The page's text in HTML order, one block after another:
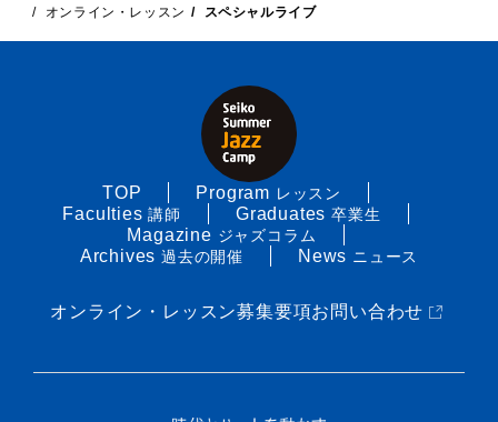
オンライン・レッスン
スペシャルライブ
TOP Program レッスン
Faculties講師 Graduates卒業生
Magazine ジャズコラム
Archives 過去の開催 News ニュース
オンライン・レッスン募集要項お問い合わせ